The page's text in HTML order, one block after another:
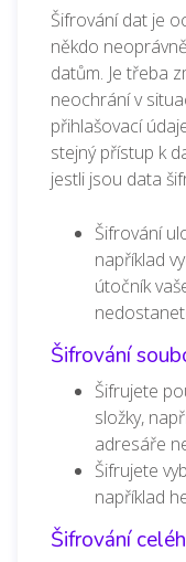
Šifrování dat je
někdo
datům. Je třeba
neochrání v
přihlašovací
stejný přístup k
jestli jsou data
Šifrování
například
útočník
Šifrování
Šifrujete
složky,
adresáře
Šifrujete
například
Šifrování